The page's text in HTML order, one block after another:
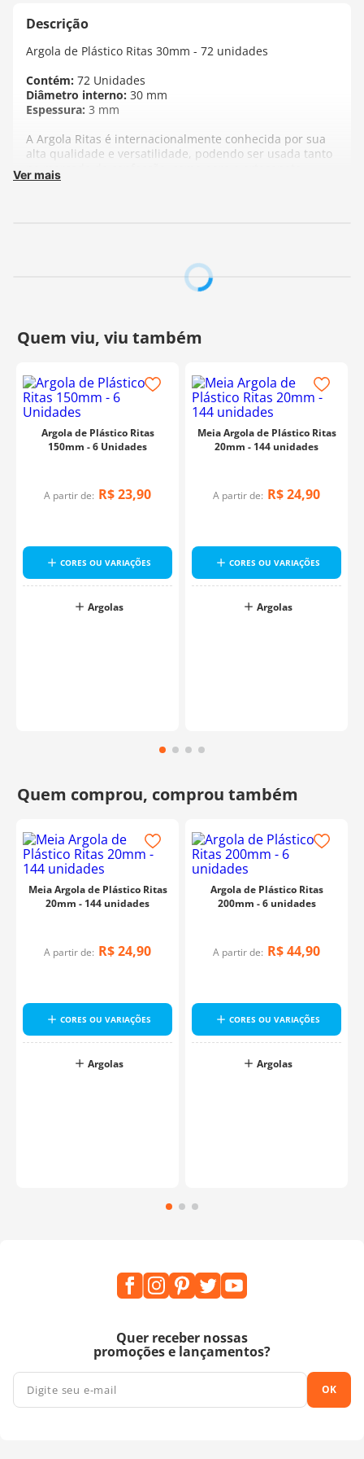
Argola de Plástico Ritas 30mm - 72 unidades
Contém: 72 Unidades
Diâmetro interno: 30 mm
Espessura: 3 mm
A Argola Ritas é internacionalmente conhecida por sua
alta qualidade e versatilidade, podendo ser usada tanto
no mercado da confecção, como para o artesanato.
Ver mais
Argola de Plástico Ritas
150mm - 6 Unidades
A partir de: R$23,90
CORES OU VARIAÇÕES
Argolas
Meia Argola de Plástico Ritas
20mm - 144 unidades
A partir de: R$24,90
CORES OU VARIAÇÕES
Argolas
Meia Argola de Plástico Ritas
20mm - 144 unidades
A partir de: R$24,90
CORES OU VARIAÇÕES
Argolas
Argola de Plástico Ritas
200mm - 6 unidades
A partir de: R$44,90
CORES OU VARIAÇÕES
Argolas
Quer receber nossas
promoções e lançamentos?
OK